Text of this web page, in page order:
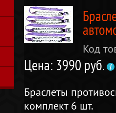
Код
Цена: 3990 руб.
Браслеты
комплект 6 шт.